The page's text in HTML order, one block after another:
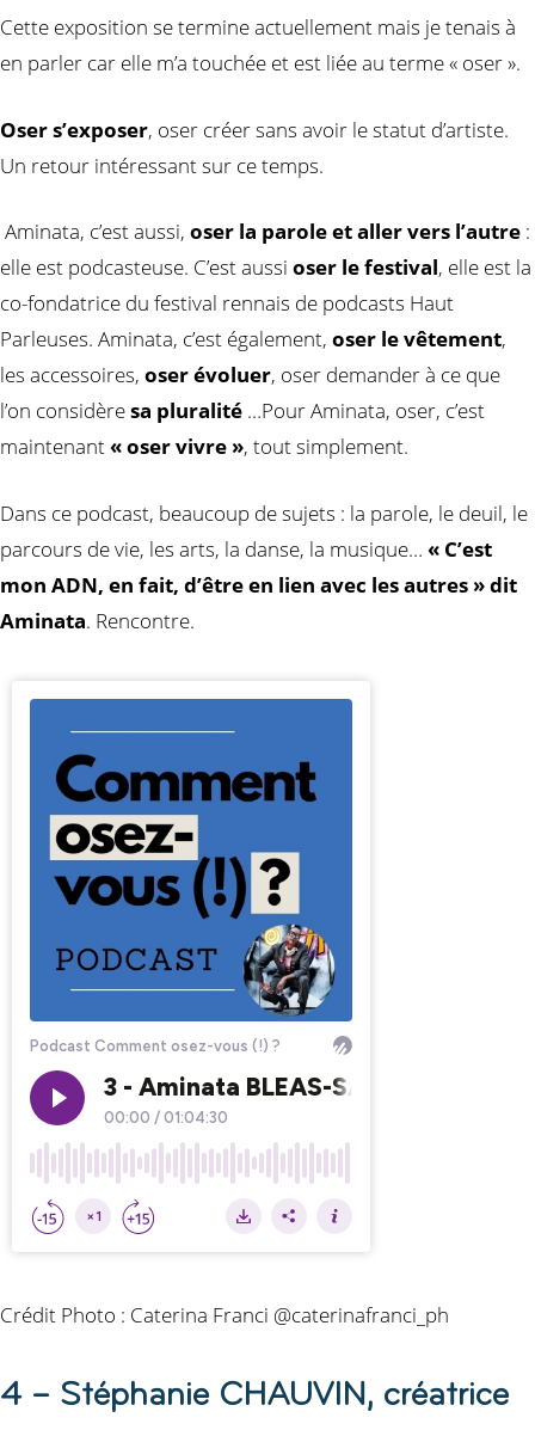
Cette exposition se termine actuellement mais je tenais à
en parler car elle m’a touchée et est liée au terme « oser ».
Oser s’exposer, oser créer sans avoir le statut d’artiste.
Un retour intéressant sur ce temps.
Aminata, c’est aussi, oser la parole et aller vers l’autre :
elle est podcasteuse. C’est aussi oser le festival, elle est la
co-fondatrice du festival rennais de podcasts Haut
Parleuses. Aminata, c’est également, oser le vêtement,
les accessoires, oser évoluer, oser demander à ce que
l’on considèresa pluralité …Pour Aminata, oser, c’est
maintenant« oser vivre », tout simplement.
Dans ce podcast, beaucoup de sujets : la parole, le deuil, le
parcours de vie, les arts, la danse, la musique… « C’est
mon ADN, en fait, d’être en lien avec les autres » dit
Aminata. Rencontre.
Crédit Photo : Caterina Franci @caterinafranci_ph
4 – Stéphanie CHAUVIN, créatrice